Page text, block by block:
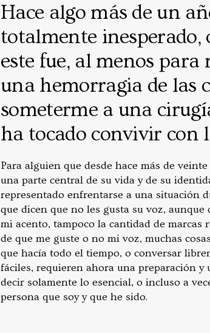
Hace algo más de un
totalmente inesperado,
este fue, al menos
una hemorragia de las
someterme a una
ha tocado convivir con
Para alguien que desde hace más de
una parte central de su vida y de su
representado enfrentarse a una situación
que dicen que no les gusta su voz,
mi acento, tampoco la cantidad de marcas
de que me guste o no mi voz, muchas
que hacía todo el tiempo, o conversar
fáciles, requieren ahora una preparación
decir solamente lo esencial, o incluso a
persona que soy y que he sido.